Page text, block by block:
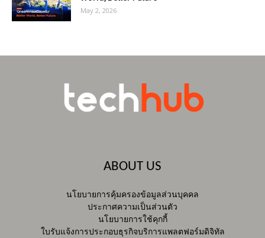
May 2, 2026
ABOUT US
นโยบายการคุ้มครองข้อมูลส่วนบุคคล
ประกาศความเป็นส่วนตัว
นโยบายการใช้คุกกี้
ใบรับแจ้งการประกอบธุรกิจบริการแพลตฟอร์มดิจิทัล